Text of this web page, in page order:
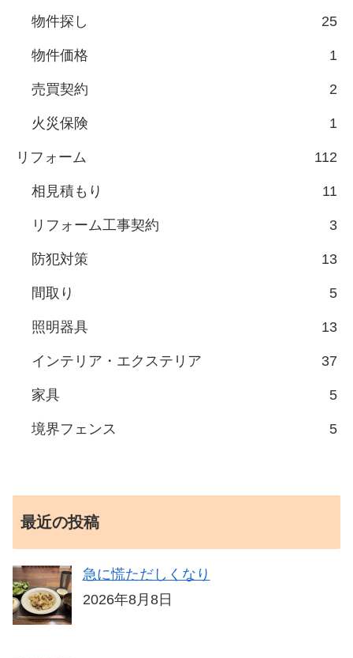
物件探し 25
物件価格 1
売買契約 2
火災保険 1
リフォーム 112
相見積もり 11
リフォーム工事契約 3
防犯対策 13
間取り 5
照明器具 13
インテリア・エクステリア 37
家具 5
境界フェンス 5
最近の投稿
急に慌ただしくなり
2026年8月8日